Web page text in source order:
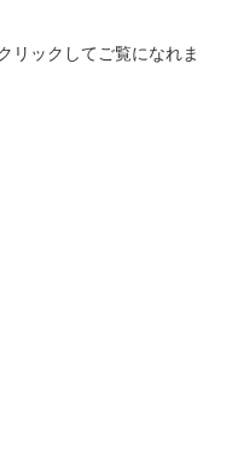
リックしてご覧になれま